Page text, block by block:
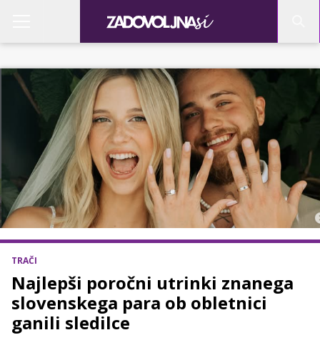
TRAČI
Najlepši poročni utrinki znanega
slovenskega para ob obletnici
ganili sledilce